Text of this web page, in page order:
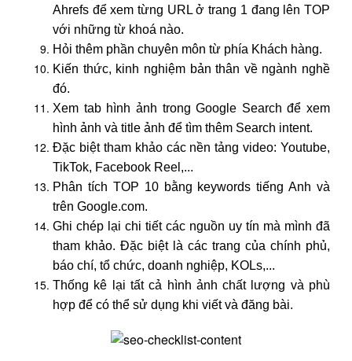
Ahrefs để xem từng URL ở trang 1 đang lên TOP
với những từ khoá nào.
Hỏi thêm phần chuyên môn từ phía Khách hàng.
Kiến thức, kinh nghiệm bản thân về ngành nghề
đó.
Xem tab hình ảnh trong Google Search để xem
hình ảnh và title ảnh để tìm thêm Search intent.
Đặc biệt tham khảo các nền tảng video: Youtube,
TikTok, Facebook Reel,...
Phân tích TOP 10 bằng keywords tiếng Anh và
trên Google.com.
Ghi chép lại chi tiết các nguồn uy tín mà mình đã
tham khảo. Đặc biệt là các trang của chính phủ,
báo chí, tổ chức, doanh nghiệp, KOLs,...
Thống kê lại tất cả hình ảnh chất lượng và phù
hợp để có thể sử dụng khi viết và đăng bài.